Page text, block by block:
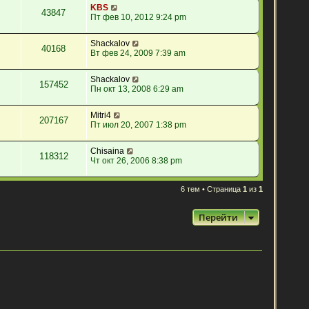
43847
KBS
Пт фев 10, 2012 9:24 pm
40168
Shackalov
Вт фев 24, 2009 7:39 am
157452
Shackalov
Пн окт 13, 2008 6:29 am
207167
Mitri4
Пт июл 20, 2007 1:38 pm
118312
Chisaina
Чт окт 26, 2006 8:38 pm
6 тем • Страница 1 из 1
Перейти